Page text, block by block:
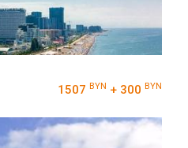
1507 BYN + 300 BYN